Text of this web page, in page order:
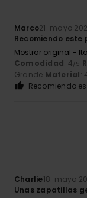
Marco21. mayo
Recomiendo este
Mostrar original -
Comodidad: 4/5
Grande Material:
Recomiendo
Charlie18. mayo
Unas zapatillas